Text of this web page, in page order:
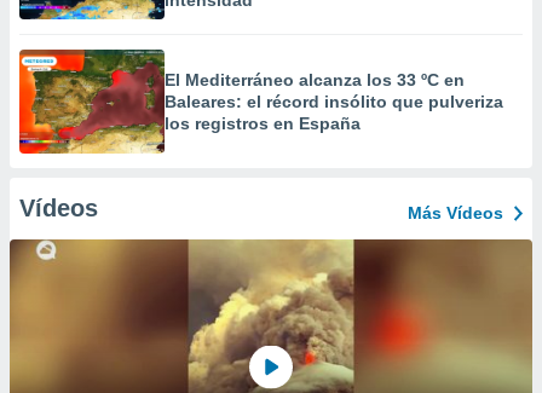
El Mediterráneo alcanza los 33 ºC en
Baleares: el récord insólito que pulveriza
los registros en España
Vídeos Más Vídeos